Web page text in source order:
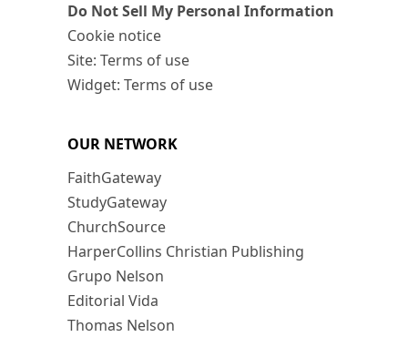
Do Not Sell My Personal Information
Cookie notice
Site: Terms of use
Widget: Terms of use
OUR NETWORK
FaithGateway
StudyGateway
ChurchSource
HarperCollins Christian Publishing
Grupo Nelson
Editorial Vida
Thomas Nelson